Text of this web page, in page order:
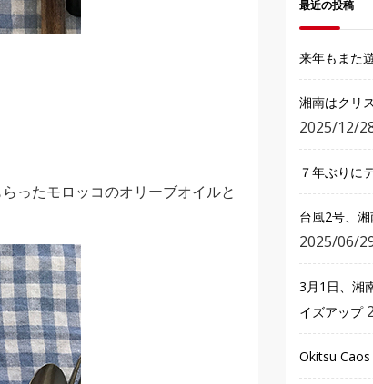
ったモロッコのオリーブオイルと
最近の投稿
来年もまた
湘南はクリ
2025/12/
７年ぶりに
台風2号、
2025/06/
3月1日、湘
イズアップ
Okitsu Caos